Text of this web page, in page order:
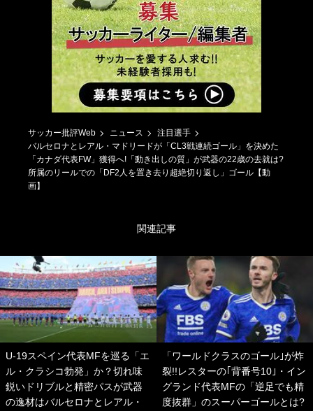
サッカー批評Web ニュース
注目選手
バルセロナとレアル・マドリードが「CL3戦連続ゴール」を決めた
「カナダ代表FW」獲得へ!「動き出しの質」が武器の22歳の去就は?
所属のリールでの「DF2人を置き去り超絶切り返し」ゴール【動
画】
関連記事
U-19スペイン代表MFを巡る「エ
ル・クラシコ勃発」か？切れ味
鋭いドリブルと精密パスが武器
の逸材はバルセロナとレアル・
「ワールドクラスのゴール｣が炸
裂!!レスターの｢背番号10｣・イン
グランド代表MFの「逆足でも精
度抜群」のスーパーゴールとは?